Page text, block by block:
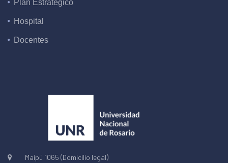
Plan Estratégico
Hospital
Docentes
Maipú 1065 (Domicilio legal)